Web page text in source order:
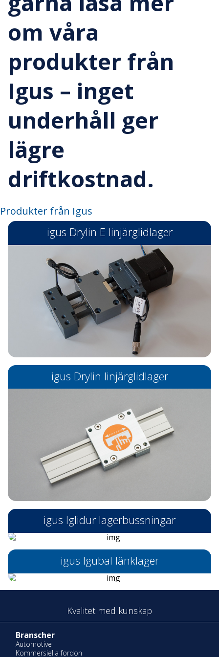
om våra
produkter från
Igus – inget
underhåll ger
lägre
driftkostnad.
Produkter från Igus
igus Drylin E linjärglidlager
igus Drylin linjärglidlager
igus Iglidur lagerbussningar
igus Igubal länklager
Kvalitet med kunskap
Branscher
Automotive
Kommersiella fordon